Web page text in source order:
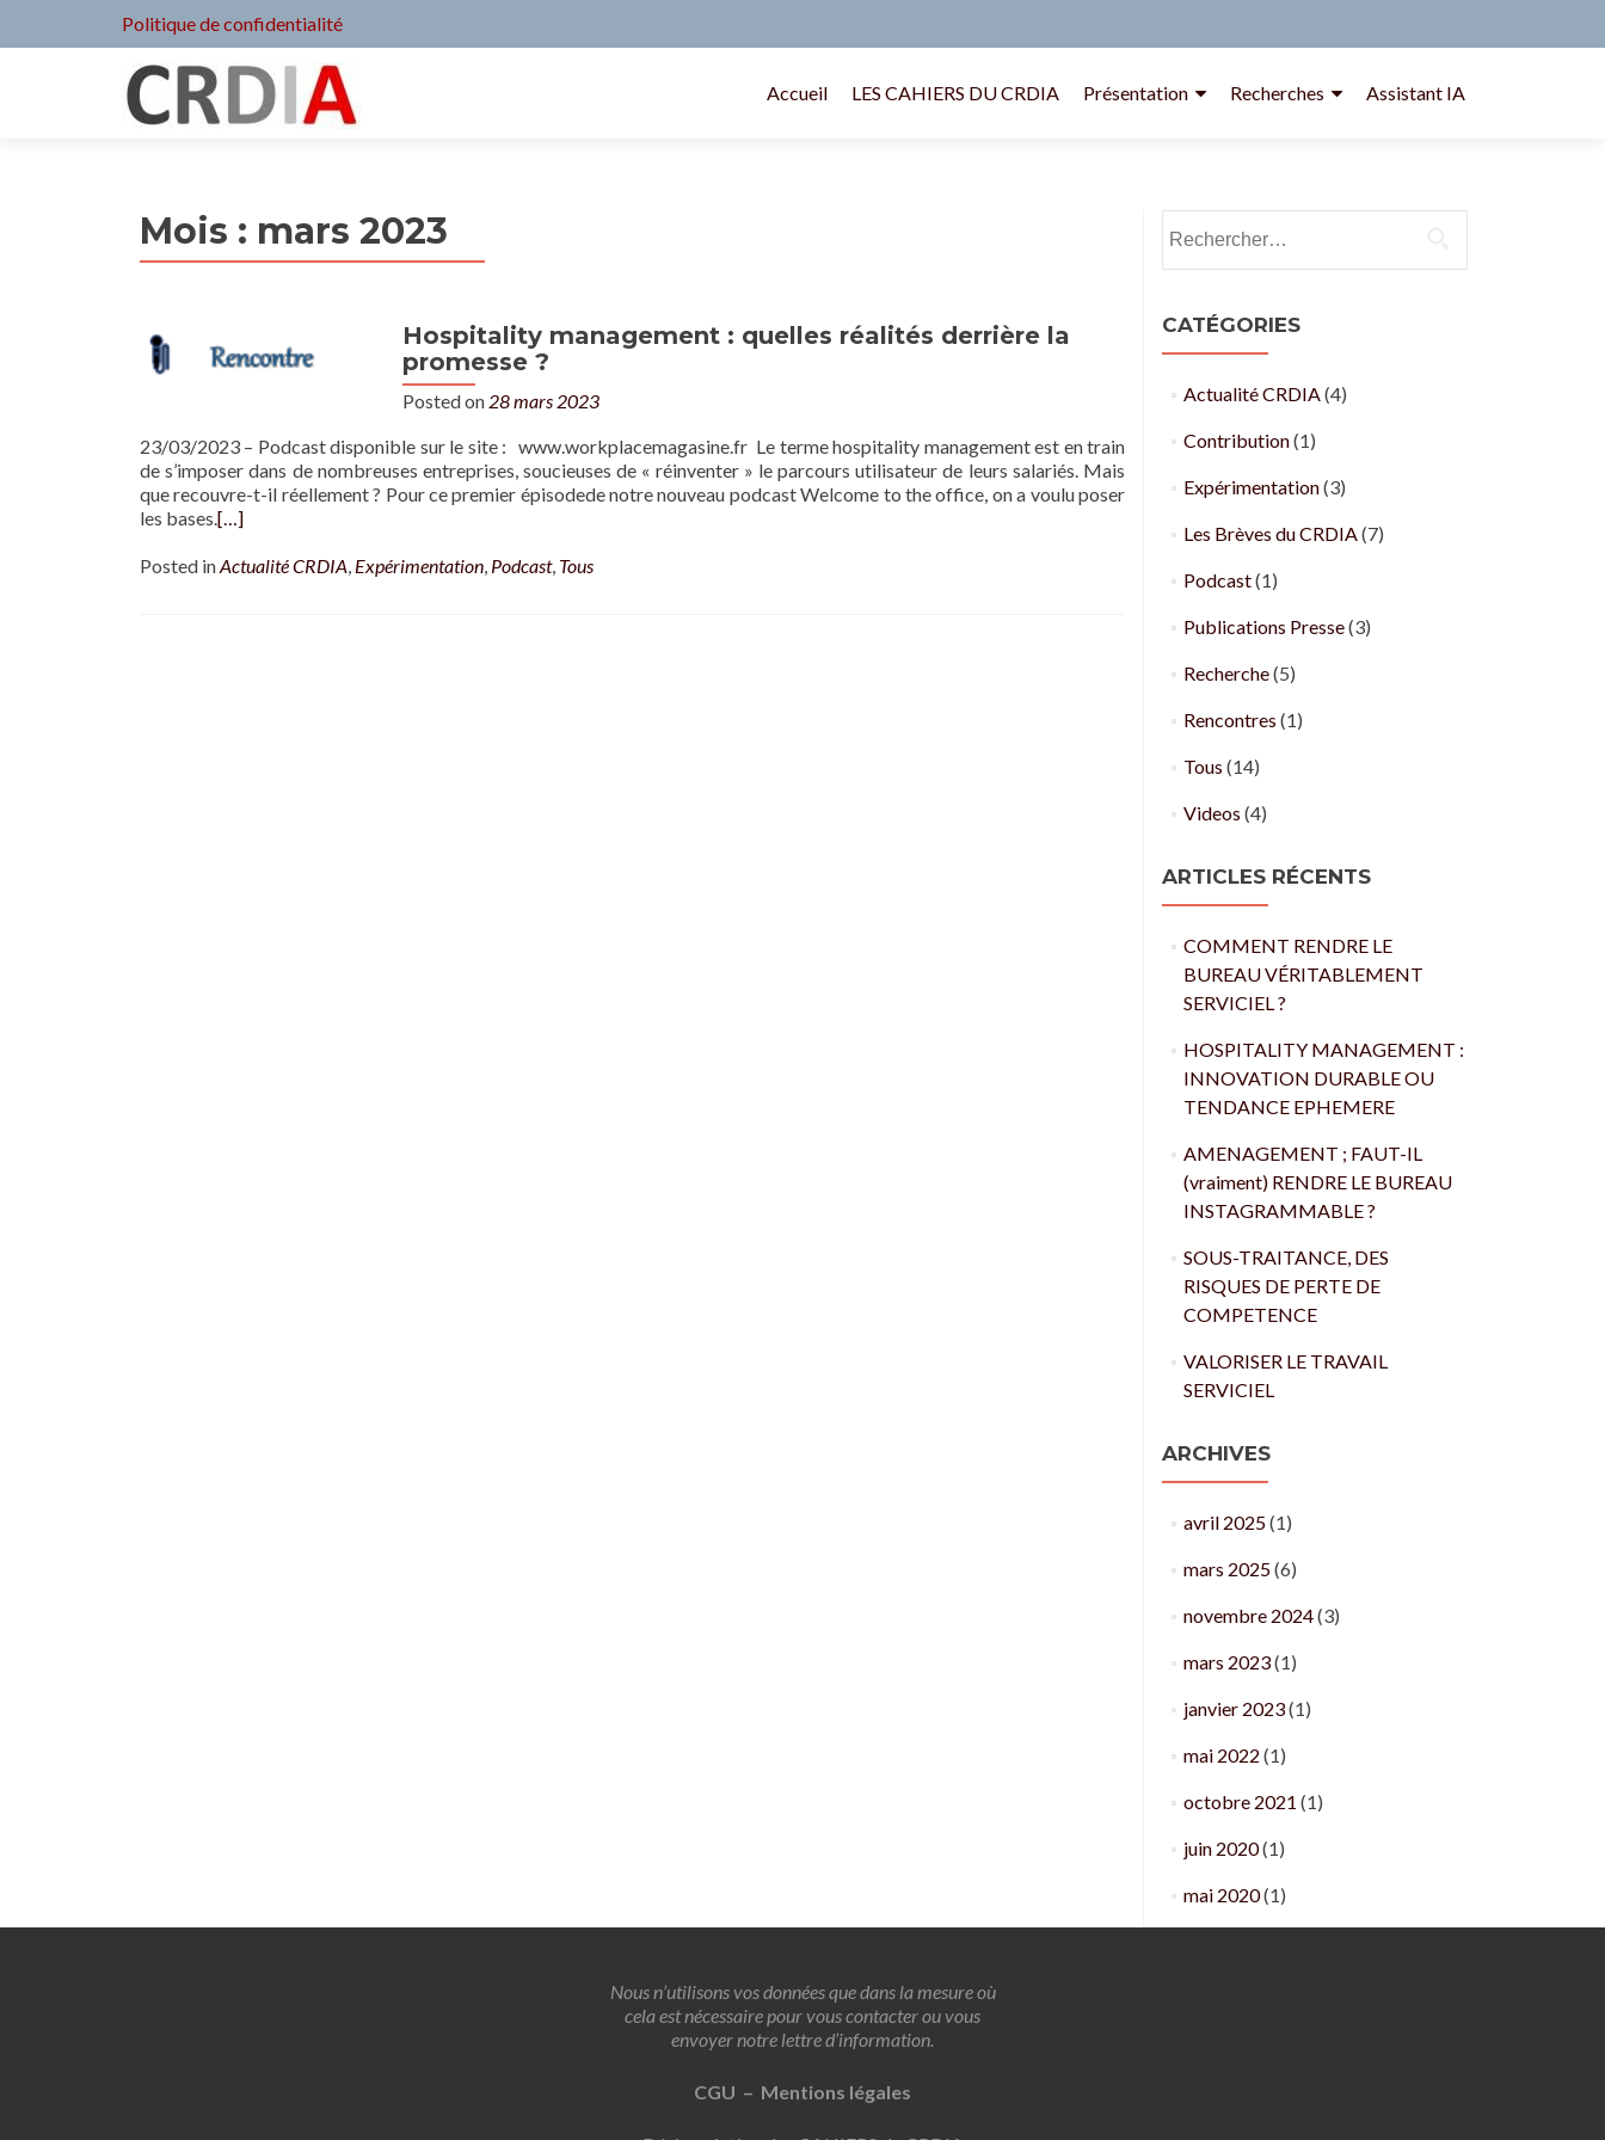
Politique de confidentialité
Accueil LES CAHIERS DU CRDIA Présentation Recherches Assistant IA
Mois : mars 2023
Hospitality management : quelles réalités derrière la
promesse ?
Posted on 28 mars 2023
23/03/2023 – Podcast disponible sur le site : www.workplacemagasine.fr Le terme hospitality management est en train
de s’imposer dans de nombreuses entreprises, soucieuses de « réinventer » le parcours utilisateur de leurs salariés. Mais
que recouvre-t-il réellement ? Pour ce premier épisodede notre nouveau podcast Welcome to the office, on a voulu poser
les bases.[…]
Posted inActualité CRDIA, Expérimentation, Podcast, Tous
CATÉGORIES
Actualité CRDIA(4)
Contribution(1)
Expérimentation(3)
Les Brèves du CRDIA(7)
Podcast(1)
Publications Presse(3)
Recherche(5)
Rencontres (1)
Tous (14)
Videos (4)
ARTICLES RÉCENTS
COMMENT RENDRE LE
BUREAU VÉRITABLEMENT
SERVICIEL ?
HOSPITALITY MANAGEMENT :
INNOVATION DURABLE OU
TENDANCE EPHEMERE
AMENAGEMENT ; FAUT-IL
(vraiment) RENDRE LE BUREAU
INSTAGRAMMABLE ?
SOUS-TRAITANCE, DES
RISQUES DE PERTE DE
COMPETENCE
VALORISER LE TRAVAIL
SERVICIEL
ARCHIVES
avril 2025(1)
mars 2025(6)
novembre 2024(3)
mars 2023(1)
janvier 2023(1)
mai 2022 (1)
octobre 2021 (1)
juin 2020(1)
mai 2020(1)
Nous n’utilisons vos données que dans la mesure où
cela est nécessaire pour vous contacter ou vous
envoyer notre lettre d’information.
CGU – Mentions légales